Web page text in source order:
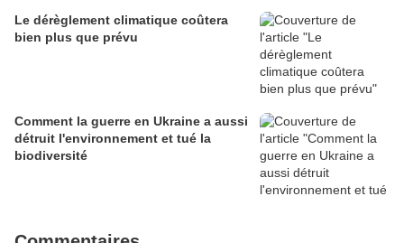
Le dérèglement climatique coûtera
bien plus que prévu
Comment la guerre en Ukraine a aussi
détruit l'environnement et tué la
biodiversité